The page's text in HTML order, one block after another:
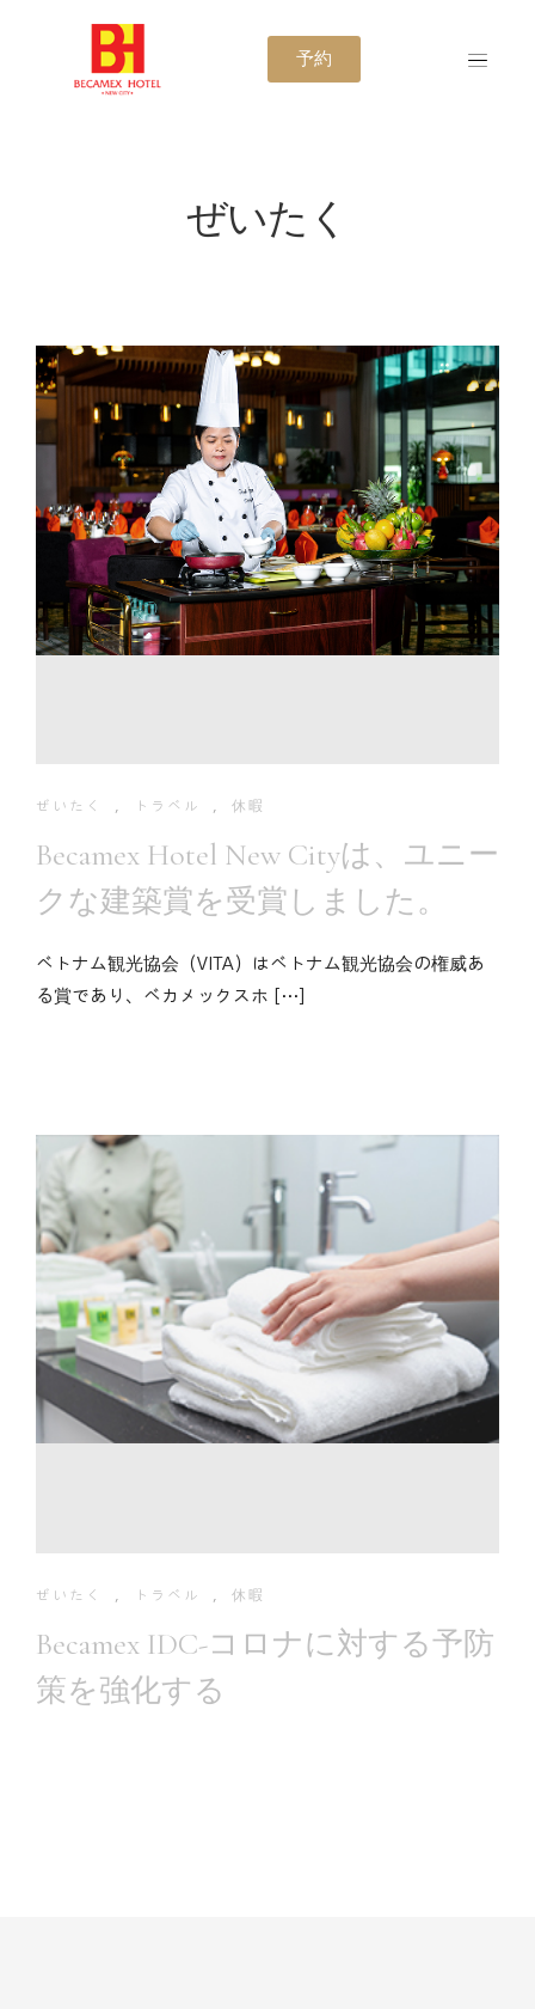
予約
ぜいたく
ぜいたく トラベル 休暇
Becamex Hotel New Cityは、ユニー
クな建築賞を受賞しました。
ベトナム観光協会（VITA）はベトナム観光協会の権威あ
る賞であり、ベカメックスホ […]
ぜいたく トラベル 休暇
Becamex IDC-コロナに対する予防
策を強化する